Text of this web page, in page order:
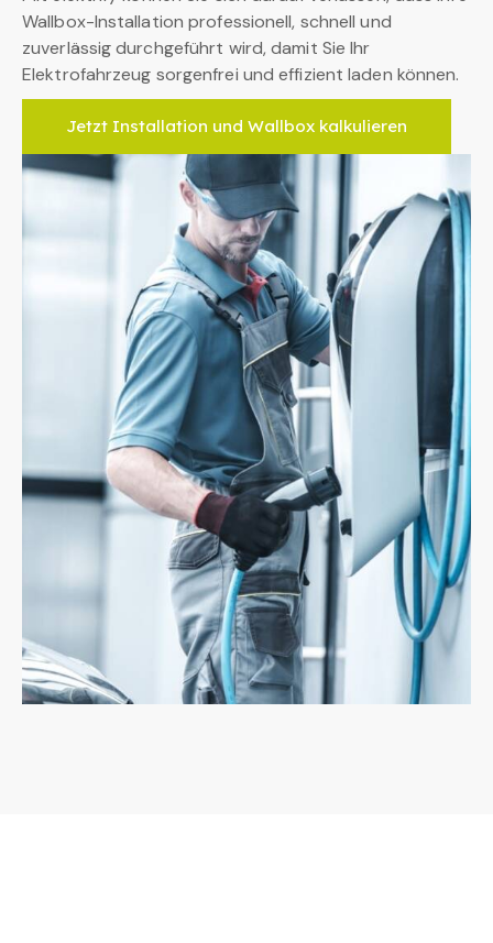
Wallbox-Installation professionell, schnell und
zuverlässig durchgeführt wird, damit Sie Ihr
Elektrofahrzeug sorgenfrei und effizient laden können.
Jetzt Installation und Wallbox kalkulieren